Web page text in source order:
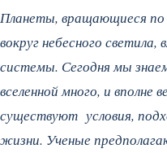
Планеты, вращающиеся
вокруг небесного светила,
системы. Сегодня мы
вселенной много, и вполне
существуют условия,
жизни. Ученые